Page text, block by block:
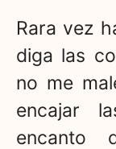
Rara vez
diga las
no me
encajar
encanto